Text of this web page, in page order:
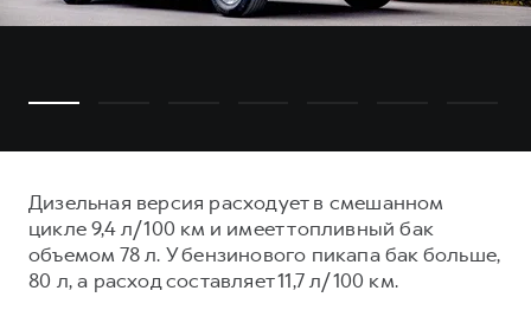
Дизельная версия расходует в смешанном
цикле 9,4 л/100 км и имеет топливный бак
объемом 78 л. У бензинового пикапа бак больше,
80 л, а расход составляет 11,7 л/100 км.